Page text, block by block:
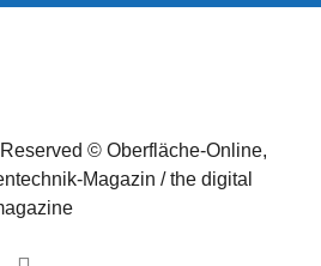
© Oberfläche-Online,
Magazin / the digital